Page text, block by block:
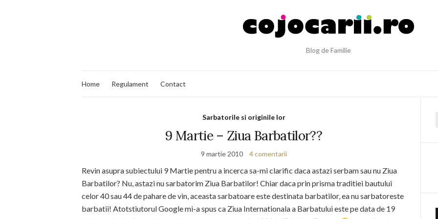
Blog de Familie
Home Regulament Contact
Sarbatorile si originile lor
9 Martie – Ziua Barbatilor??
9 martie 2010 4 comentarii
Revin asupra subiectului 9 Martie pentru a incerca sa-mi clarific daca astazi serbam sau nu Ziua
Barbatilor? Nu, astazi nu sarbatorim Ziua Barbatilor! Chiar daca prin prisma traditiei bautului
celor 40 sau 44 de pahare de vin, aceasta sarbatoare este destinata barbatilor, ea nu sarbatoreste
barbatii! Atotstiutorul Google mi-a spus ca Ziua Internationala a Barbatului este pe data de 19